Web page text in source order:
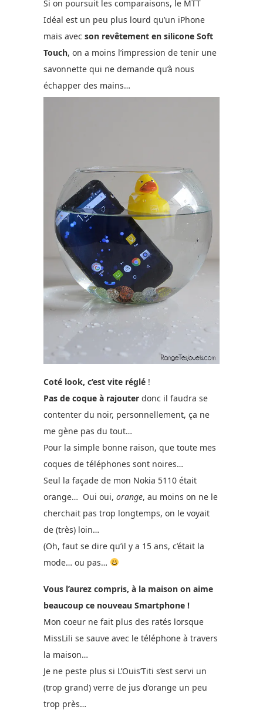
Si on poursuit les comparaisons, le MTT
Idéal est un peu plus lourd qu’un iPhone
mais avec son revêtement en silicone Soft
Touch, on a moins l’impression de tenir une
savonnette qui ne demande qu’à nous
échapper des mains…
Coté look, c’est vite réglé !
Pas de coque à rajouter donc il faudra se
contenter du noir, personnellement, ça ne
me gène pas du tout…
Pour la simple bonne raison, que toute mes
coques de téléphones sont noires…
Seul la façade de mon Nokia 5110 était
orange… Oui oui, orange, au moins on ne le
cherchait pas trop longtemps, on le voyait
de (très) loin…
(Oh, faut se dire qu’il y a 15 ans, c’était la
mode… ou pas…
Vous l’aurez compris, à la maison on aime
beaucoup ce nouveau Smartphone !
Mon coeur ne fait plus des ratés lorsque
MissLili se sauve avec le téléphone à travers
la maison…
Je ne peste plus si L’Ouis’Titi s’est servi un
(trop grand) verre de jus d’orange un peu
trop près…